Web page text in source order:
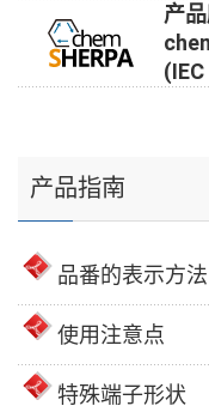
产
产品指南
品番的表示方法
使用注意点
特殊端子形状